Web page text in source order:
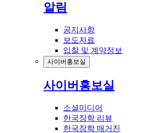
알림
공지사항
보도자료
입찰 및 계약정보
사이버홍보실
사이버홍보실
소셜미디어
한국장학 리뷰
한국장학 매거진